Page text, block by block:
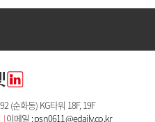
을 열다
(순화동) KG타워 18F, 19F
I이메일 : psn0611@edaily.co.kr